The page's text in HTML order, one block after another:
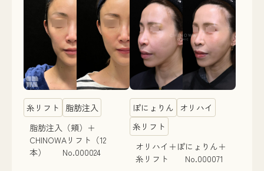
糸リフト
脂肪注入
脂肪注入（頬）＋
CHINOWAリフト（12
本） No.000024
ぽにょりん
オリハイ
糸リフト
オリハイ＋ぽにょりん＋
糸リフト No.000071